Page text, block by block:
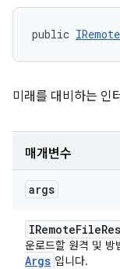
public
미래를 대비하는 인
매개변수
args
IRemoteFile
운로드할 원격 및 방
Args 입니다.